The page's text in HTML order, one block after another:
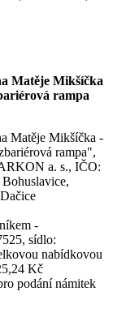
Matěje Mikšíčka
rampa
Matěje Mikšíčka -
rampa",
a. s., IČO:
-
sídlo:
nabídkovou
Kč
podání námitek